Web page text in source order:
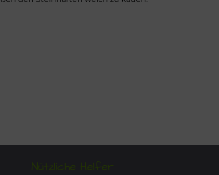
Nützliche Helfer